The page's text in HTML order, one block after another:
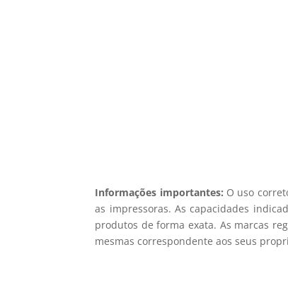
Informações importantes: O uso
as impressoras. As capacidades
produtos de forma exata. As marcas
mesmas correspondente aos seus